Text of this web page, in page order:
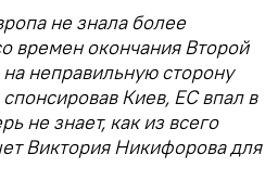
не знала более
времен окончания Второй
неправильную сторону
Киев, ЕС впал в
не знает, как из всего
Виктория Никифорова для